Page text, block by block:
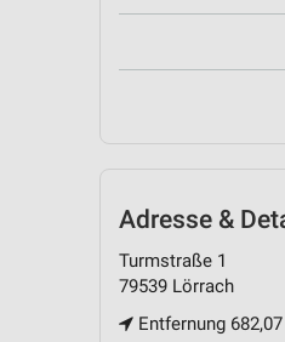
Adresse &
Turmstraße 1
79539 Lörrach
Entfernung